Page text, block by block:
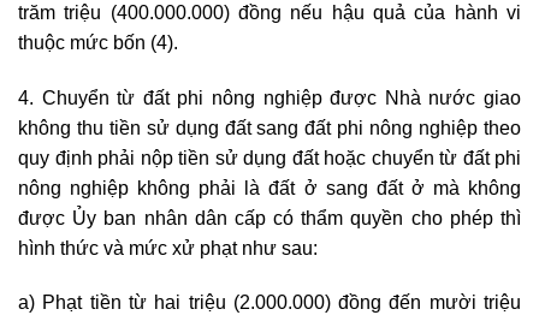
trăm triệu (400.000.000) đồng nếu hậu quả của hành vi
thuộc mức bốn (4).
4. Chuyển từ đất phi nông nghiệp được Nhà nước giao
không thu tiền sử dụng đất sang đất phi nông nghiệp theo
quy định phải nộp tiền sử dụng đất hoặc chuyển từ đất phi
nông nghiệp không phải là đất ở sang đất ở mà không
được Ủy ban nhân dân cấp có thẩm quyền cho phép thì
hình thức và mức xử phạt như sau:
a) Phạt tiền từ hai triệu (2.000.000) đồng đến mười triệu